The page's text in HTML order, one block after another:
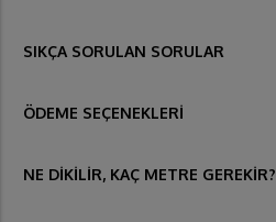
SIKÇA SORULAN SORULAR
ÖDEME SEÇENEKLERİ
NE DİKİLİR, KAÇ METRE GEREKİR?